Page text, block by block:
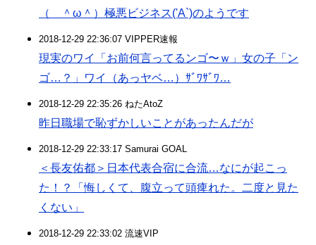
（ ＾ω＾）極悪ビジネス('A`)のようです
2018-12-29 22:36:07 VIPPER速報
現実のワイ「お前何言ってるンゴ〜ｗ」女の子「ン
ゴ…？」ワイ（あっヤベ…）ｻﾞﾜｻﾞﾜ…
2018-12-29 22:35:26 ねたAtoZ
昨日職場で恥ずかしいことがあったんだが
2018-12-29 22:33:17 Samurai GOAL
＜長友佑都＞日本代表合宿に合流…なにが起こっ
た！？「悔しくて、腹立って頭痺れた。二度と見た
くない」
2018-12-29 22:33:02 流速VIP